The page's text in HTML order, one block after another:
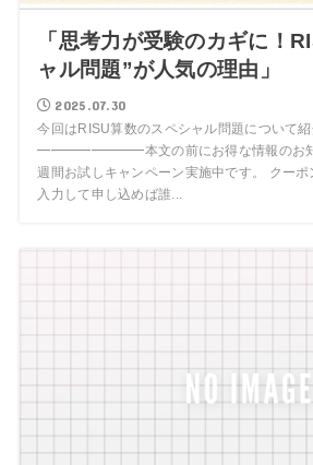
「思考力が受験のカギに！
ャル問題”が人気の理由」
2025.07.30
今回はRISU算数のスペシャル問題につい
━━━━━━━━本文の前にお得な情報のお知
週間お試しキャンペーン実施中です。 クー
入力して申し込めば誰...